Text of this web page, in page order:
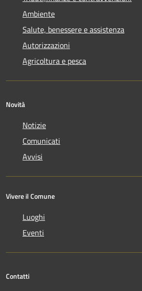
Ambiente
Salute, benessere e assistenza
Autorizzazioni
Agricoltura e pesca
Novità
Notizie
Comunicati
Avvisi
Vivere il Comune
Luoghi
Eventi
Contatti